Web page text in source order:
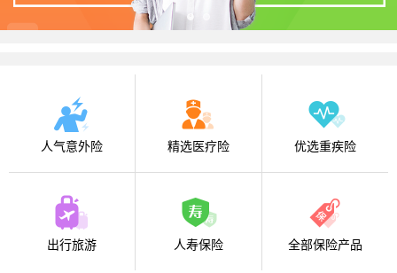
人气意外险 精选医疗险 优选重疾险
出行旅游 人寿保险 全部保险产品